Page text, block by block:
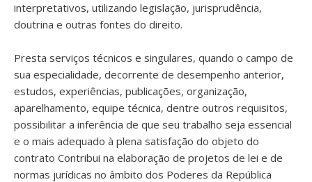
interpretativos, utilizando legislação, jurisprudência,
doutrina e outras fontes do direito.
Presta serviços técnicos e singulares, quando o campo de
sua especialidade, decorrente de desempenho anterior,
estudos, experiências, publicações, organização,
aparelhamento, equipe técnica, dentre outros requisitos,
possibilitar a inferência de que seu trabalho seja essencial
e o mais adequado à plena satisfação do objeto do
contrato Contribui na elaboração de projetos de lei e de
normas jurídicas no âmbito dos Poderes da República